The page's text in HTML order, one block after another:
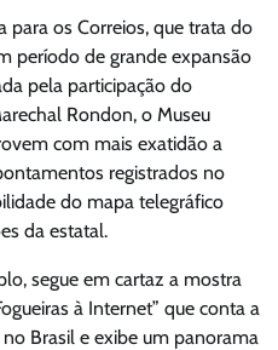
para os Correios, que trata do
período de grande expansão
pela participação do
Rondon, o Museu
com mais exatidão a
registrados no
do mapa telegráfico
da estatal.
segue em cartaz a mostra
à Internet” que conta a
Brasil e exibe um panorama